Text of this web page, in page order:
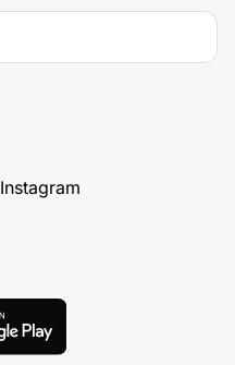
Instagram